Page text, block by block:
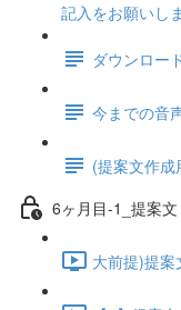
記入をお願いし
ダウンロー
今までの音
(提案文作成
6ヶ月目-1_提案文
大前提)提